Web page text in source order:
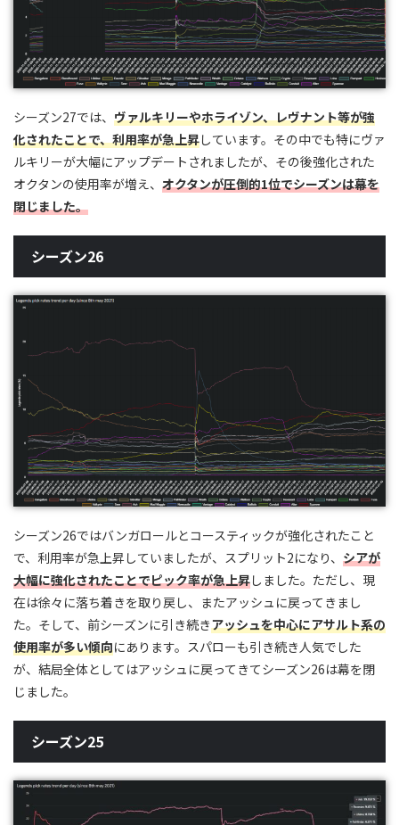
シーズン27では、 ヴァルキリーやホライゾン、レヴナント等が強
化されたことで、利用率が急上昇しています。その中でも特にヴァ
ルキリーが大幅にアップデートされましたが、その後強化された
オクタンの使用率が増え、 オクタンが圧倒的1位でシーズンは幕を
閉じました。
シーズン26
シーズン26ではバンガロールとコースティックが強化されたこと
で、利用率が急上昇していましたが、スプリット2になり、 シアが
大幅に強化されたことでピック率が急上昇しました。ただし、現
在は徐々に落ち着きを取り戻し、またアッシュに戻ってきまし
た。そして、前シーズンに引き続きアッシュを中心にアサルト系の
使用率が多い傾向にあります。スパローも引き続き人気でした
が、結局全体としてはアッシュに戻ってきてシーズン26は幕を閉
じました。
シーズン25